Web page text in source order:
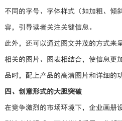
不同的字号、字体样式（如加粗、倾
容，引导读者关注关键信息。
此外，还可以通过图文并茂的方式来
相关的图片、图表相结合，使信息更
品时，配上产品的高清图片和详细的
四、创意形式的大胆突破
在竞争激烈的市场环境下，企业画册